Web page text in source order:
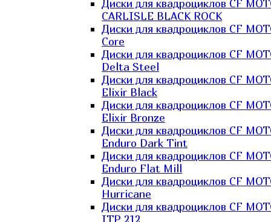
Диски для квадроциклов CF
CARLISLE BLACK ROCK
Диски для квадроциклов CF
Core
Диски для квадроциклов CF
Delta Steel
Диски для квадроциклов CF
Elixir Black
Диски для квадроциклов CF
Elixir Bronze
Диски для квадроциклов CF
Enduro Dark Tint
Диски для квадроциклов CF
Enduro Flat Mill
Диски для квадроциклов CF
Hurricane
Диски для квадроциклов CF
ITP 212